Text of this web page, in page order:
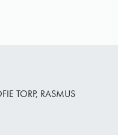
TORP, RASMUS